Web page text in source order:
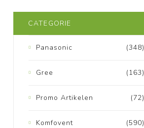
CATEGORIE
(348)
Panasonic
(163)
Gree
(72)
Promo Artikelen
(590)
Komfovent